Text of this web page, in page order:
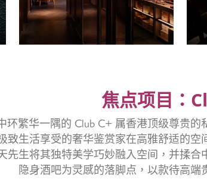
焦点项目：
环繁华一隅的 Club C+ 属香港顶级尊贵
致生活享受的奢华鉴赏家在高雅舒适的空
先生将其独特美学巧妙融入空间，并揉
隐身酒吧为灵感的落脚点，以款待高端